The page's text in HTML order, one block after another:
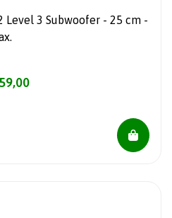
Level 3 Subwoofer - 25 cm -